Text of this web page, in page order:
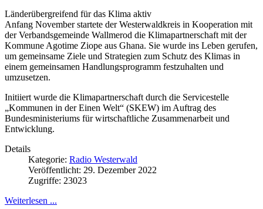
Länderübergreifend für das Klima aktiv
Anfang November startete der Westerwaldkreis in Kooperation mit
der Verbandsgemeinde Wallmerod die Klimapartnerschaft mit der
Kommune Agotime Ziope aus Ghana. Sie wurde ins Leben gerufen,
um gemeinsame Ziele und Strategien zum Schutz des Klimas in
einem gemeinsamen Handlungsprogramm festzuhalten und
umzusetzen.
Initiiert wurde die Klimapartnerschaft durch die Servicestelle
„Kommunen in der Einen Welt“ (SKEW) im Auftrag des
Bundesministeriums für wirtschaftliche Zusammenarbeit und
Entwicklung.
Details
Kategorie: Radio Westerwald
Veröffentlicht: 29. Dezember 2022
Zugriffe: 23023
Weiterlesen ...